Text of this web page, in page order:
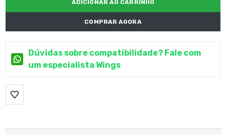
COMPRAR AGORA
Dúvidas sobre compatibilidade? Fale com
um especialista Wings